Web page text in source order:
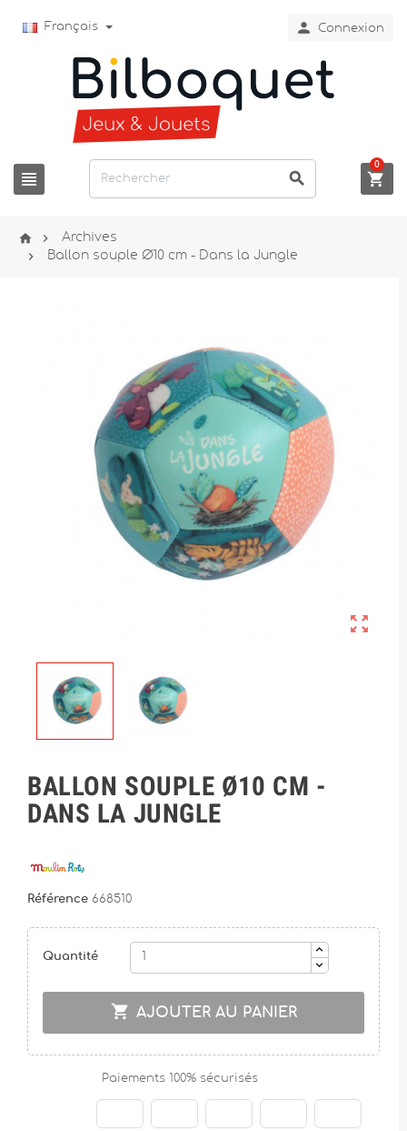
Français  Connexion
  
0
  Archives
 Ballon souple Ø10 cm - Dans la Jungle

BALLON SOUPLE Ø10 CM -
DANS LA JUNGLE
Référence 668510
Quantité
 AJOUTER AU PANIER
Paiements 100% sécurisés